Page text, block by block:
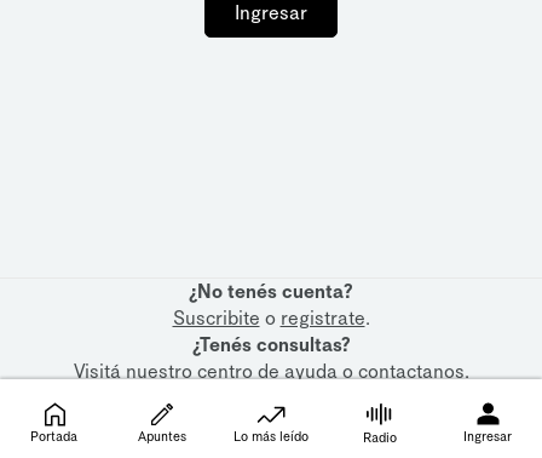
Ingresar
¿No tenés cuenta?
Suscribite o registrate.
¿Tenés consultas?
Visitá nuestrocentro de ayudaocontactanos.
Portada Apuntes Lo más leído Radio Ingresar